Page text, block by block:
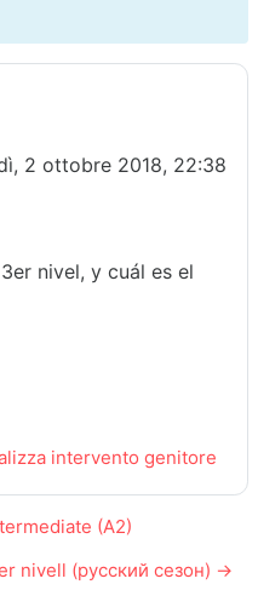
2 ottobre 2018, 22:38
nivel, y cuál es el
intervento genitore
(A2)
nivell (русский сезон) →